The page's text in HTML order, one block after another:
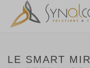
LE SMART